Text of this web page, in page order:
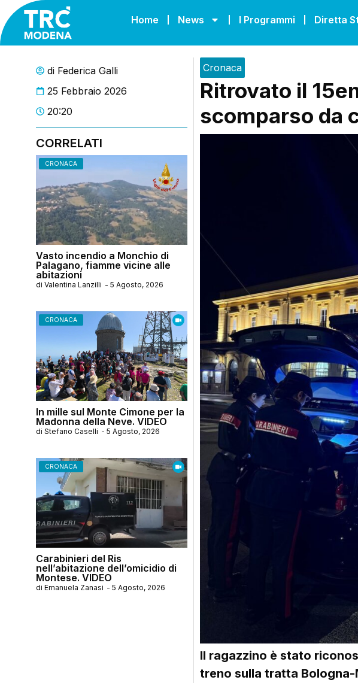
Home News I Programmi Diretta
di Federica Galli
25 Febbraio 2026
20:20
CORRELATI
CRONACA
Vasto incendio a Monchio di
Palagano, fiamme vicine alle
abitazioni
di Valentina Lanzilli - 5 Agosto, 2026
CRONACA
In mille sul Monte Cimone per la
Madonna della Neve. VIDEO
di Stefano Caselli - 5 Agosto, 2026
CRONACA
Carabinieri del Ris
nell’abitazione dell’omicidio di
Montese. VIDEO
di Emanuela Zanasi - 5 Agosto, 2026
Cronaca
Ritrovato il
scomparso da
Il ragazzino è stato
treno sulla tratta